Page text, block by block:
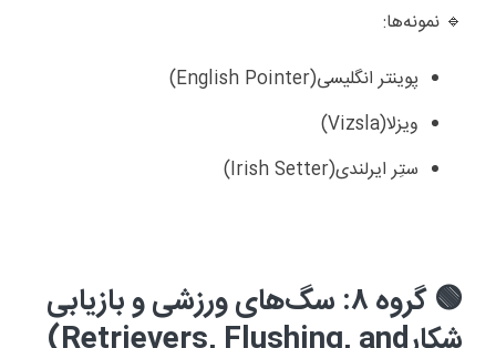
🔹 نمونه‌ها:
پوینتر انگلیسی(English Pointer)
ویزلا(Vizsla)
ستِر ایرلندی(Irish Setter)
🟢
گروه ۸: سگ‌های ورزشی و بازیابی